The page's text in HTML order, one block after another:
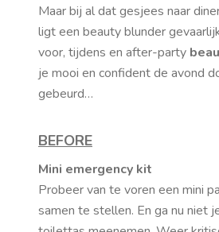
Maar bij al dat gesjees naar
ligt een beauty blunder
voor, tijdens en after-party
je mooi en confident de avond
gebeurd…
BEFORE
Mini emergency kit
Probeer van te voren een mini
samen te stellen. En ga nu niet